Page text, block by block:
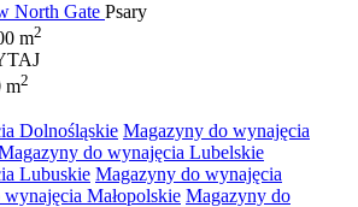
North Gate Psary
m2
m2
Dolnośląskie Magazyny do wynajęcia
do wynajęcia Lubelskie
Lubuskie Magazyny do wynajęcia
Małopolskie Magazyny do